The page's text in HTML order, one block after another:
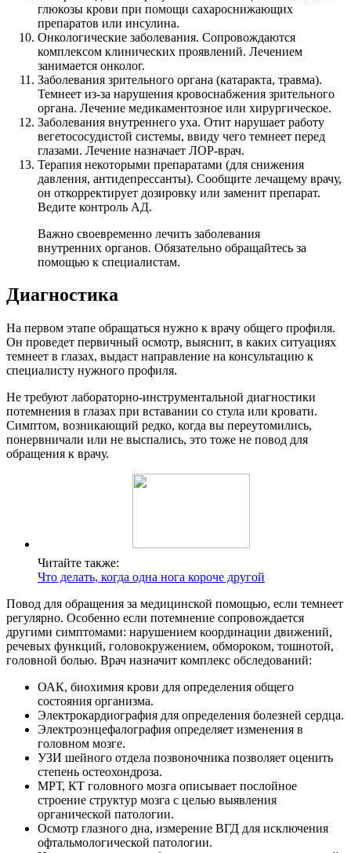
глюкозы крови при помощи сахароснижающих
препаратов или инсулина.
Онкологические заболевания. Сопровождаются
комплексом клинических проявлений. Лечением
занимается онколог.
Заболевания зрительного органа (катаракта, травма).
Темнеет из-за нарушения кровоснабжения зрительного
органа. Лечение медикаментозное или хирургическое.
Заболевания внутреннего уха. Отит нарушает работу
вегетососудистой системы, ввиду чего темнеет перед
глазами. Лечение назначает ЛОР-врач.
Терапия некоторыми препаратами (для снижения
давления, антидепрессанты). Сообщите лечащему врачу,
он откорректирует дозировку или заменит препарат.
Ведите контроль АД.
Важно своевременно лечить заболевания
внутренних органов. Обязательно обращайтесь за
помощью к специалистам.
Диагностика
На первом этапе обращаться нужно к врачу общего профиля.
Он проведет первичный осмотр, выяснит, в каких ситуациях
темнеет в глазах, выдаст направление на консультацию к
специалисту нужного профиля.
Не требуют лабораторно-инструментальной диагностики
потемнения в глазах при вставании со стула или кровати.
Симптом, возникающий редко, когда вы переутомились,
понервничали или не выспались, это тоже не повод для
обращения к врачу.
Читайте также:
Что делать, когда одна нога короче другой
Повод для обращения за медицинской помощью, если темнеет
регулярно. Особенно если потемнение сопровождается
другими симптомами: нарушением координации движений,
речевых функций, головокружением, обмороком, тошнотой,
головной болью. Врач назначит комплекс обследований:
ОАК, биохимия крови для определения общего
состояния организма.
Электрокардиография для определения болезней сердца.
Электроэнцефалография определяет изменения в
головном мозге.
УЗИ шейного отдела позвоночника позволяет оценить
степень остеохондроза.
МРТ, КТ головного мозга описывает послойное
строение структур мозга с целью выявления
органической патологии.
Осмотр глазного дна, измерение ВГД для исключения
офтальмологической патологии.